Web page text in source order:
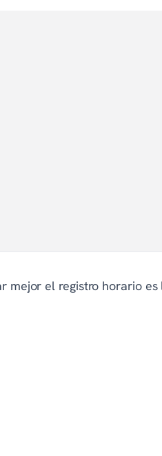
el registro horario